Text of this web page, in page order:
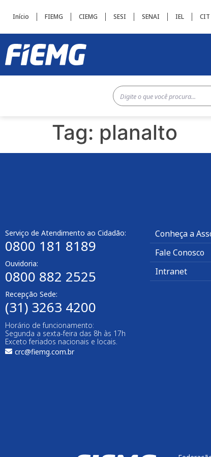
Início FIEMG CIEMG SESI SENAI IEL CIT
Tag: planalto
Serviço de Atendimento ao Cidadão:
0800 181 8189
Ouvidoria:
0800 882 2525
Recepção Sede:
(31) 3263 4200
Horário de funcionamento:
Segunda a sexta-feira das 8h às 17h
Exceto feriados nacionais e locais.
crc@fiemg.com.br
Conheça a
Fale Conosco
Intranet